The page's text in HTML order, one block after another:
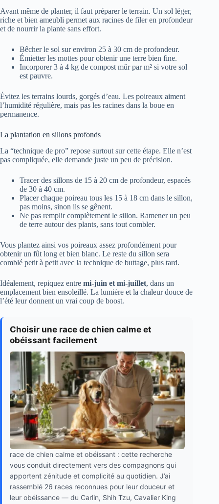
Avant même de planter, il faut préparer le terrain. Un sol léger,
riche et bien ameubli permet aux racines de filer en profondeur
et de nourrir la plante sans effort.
Bêcher le sol sur environ 25 à 30 cm de profondeur.
Émietter les mottes pour obtenir une terre bien fine.
Incorporer 3 à 4 kg de compost mûr par m² si votre sol
est pauvre.
Évitez les terrains lourds, gorgés d’eau. Les poireaux aiment
l’humidité régulière, mais pas les racines dans la boue en
permanence.
La plantation en sillons profonds
La “technique de pro” repose surtout sur cette étape. Elle n’est
pas compliquée, elle demande juste un peu de précision.
Tracer des sillons de 15 à 20 cm de profondeur, espacés
de 30 à 40 cm.
Placer chaque poireau tous les 15 à 18 cm dans le sillon,
pas moins, sinon ils se gênent.
Ne pas remplir complètement le sillon. Ramener un peu
de terre autour des plants, sans tout combler.
Vous plantez ainsi vos poireaux assez profondément pour
obtenir un fût long et bien blanc. Le reste du sillon sera
comblé petit à petit avec la technique de buttage, plus tard.
Idéalement, repiquez entre mi-juin et mi-juillet, dans un
emplacement bien ensoleillé. La lumière et la chaleur douce de
l’été leur donnent un vrai coup de boost.
Choisir une race de chien calme et
obéissant facilement
race de chien calme et obéissant : cette recherche
vous conduit directement vers des compagnons qui
apportent zénitude et complicité au quotidien. J’ai
rassemblé 26 races reconnues pour leur douceur et
leur obéissance — du Carlin, Shih Tzu, Cavalier King